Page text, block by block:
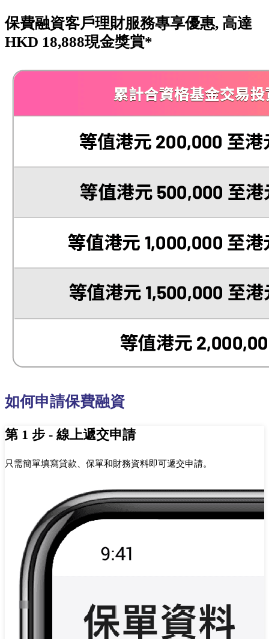
保費融資客戶理財服務專享優惠, 高達
HKD 18,888現金獎賞*
如何申請保費融資
第 1 步 - 線上遞交申請
只需簡單填寫貸款、保單和財務資料即可遞交申請。